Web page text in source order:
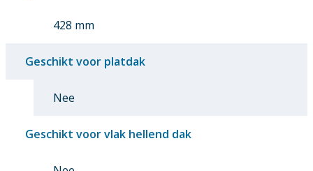
428 mm
Geschikt voor platdak
Nee
Geschikt voor vlak hellend dak